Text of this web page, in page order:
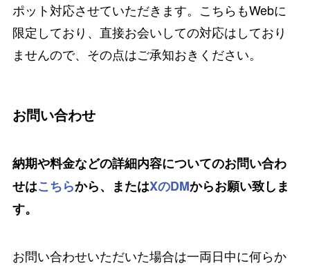
ポット対応させていただきます。こちらもWebに
限定しており、直接お会いしての対応はしており
ませんので、その点はご承知おきください。
お問い合わせ
納期や料金などの詳細内容についてのお問い合わ
せはこちらから、またはXのDMからお願い致しま
す。
お問い合わせいただいた場合は一両日中に何らか